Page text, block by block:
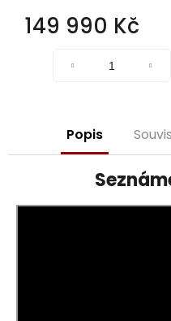
149 990 Kč
Popis